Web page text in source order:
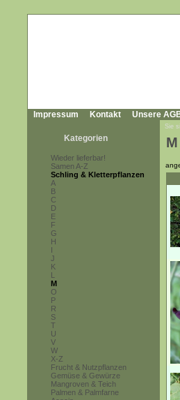
Impressum Kontakt Unsere
Kategorien
Wieder lieferbar!
Samen A-Z
Schling & Kletterpflanzen
A
B
C
D
E
F
G
H
I
J
K
L
M
O
P
R
S
T
U
V
W
X-Z
Frucht & Nutzpflanzen
Gemüse & Gewürze
Mangroven & Teich
Palmen & Palmfarne
Sie
M